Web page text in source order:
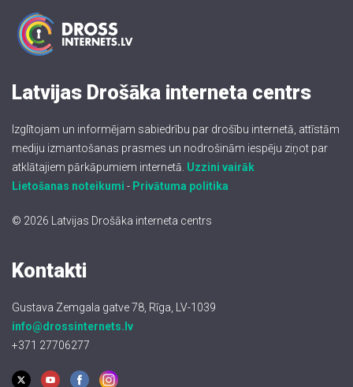
Latvijas Drošāka interneta centrs
Izglītojam un informējam sabiedrību par drošību internetā, attīstām
mediju izmantošanas prasmes un nodrošinām iespēju ziņot par
atklātajiem pārkāpumiem internetā. Uzzini vairāk
Lietošanas noteikumi - Privātuma politika
© 2026 Latvijas Drošāka interneta centrs
Kontakti
Gustava Zemgala gatve 78, Rīga, LV-1039
info@drossinternets.lv
+371 27706277